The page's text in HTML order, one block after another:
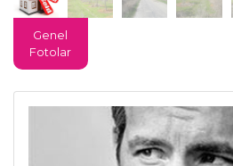
Genel
Fotolar